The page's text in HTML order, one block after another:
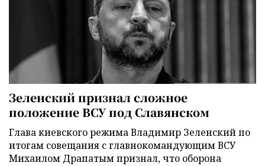
Зеленский признал сложное
положение ВСУ под Славянском
Глава киевского режима Владимир Зеленский по
итогам совещания с главнокомандующим ВСУ
Михаилом Драпатым признал, что оборона